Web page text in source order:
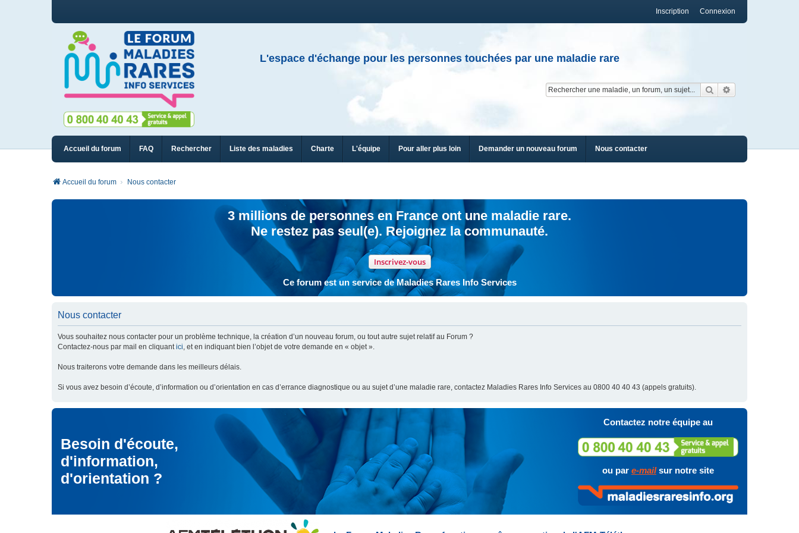
Connexion
Inscription
L'espace d'échange pour les personnes touchées par une maladie rare
Rechercher
Accueil du forum FAQ Rechercher Liste des maladies Charte L'équipe Pour aller plus loin Demander un nouveau forum Nous contacter
Accueil du forum Nous contacter
3 millions de personnes en France ont une maladie rare.
Ne restez pas seul(e). Rejoignez la communauté.
Inscrivez-vous
Ce forum est un service de Maladies Rares Info Services
Nous contacter
Vous souhaitez nous contacter pour un problème technique, la création d’un nouveau forum, ou tout autre sujet relatif au Forum ?
Contactez-nous par mail en cliquantici, et en indiquant bien l’objet de votre demande en « objet ».
Nous traiterons votre demande dans les meilleurs délais.
Si vous avez besoin d’écoute, d’information ou d’orientation en cas d’errance diagnostique ou au sujet d’une maladie rare, contactez Maladies Rares Info Services au 0800 40 40 43 (appels gratuits).
Besoin d'écoute,
d'information,
d'orientation ?
Contactez notre équipe au
ou par e-mailsur notre site